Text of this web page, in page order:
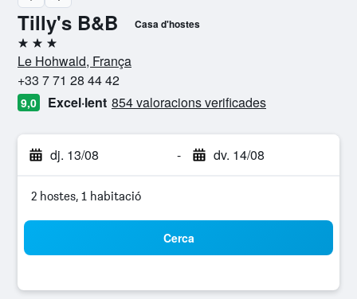
Tilly's B&B Casa d'hostes
3 estrelles
Le Hohwald, França
+33 7 71 28 44 42
9,0 Excel·lent 854 valoracions verificades
dj. 13/08 - dv. 14/08
2 hostes, 1 habitació
Cerca